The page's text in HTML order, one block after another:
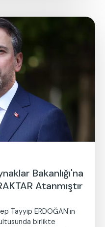
Bakanlığı'na
Atanmıştır
Tayyip ERDOĞAN'ın
birlikte